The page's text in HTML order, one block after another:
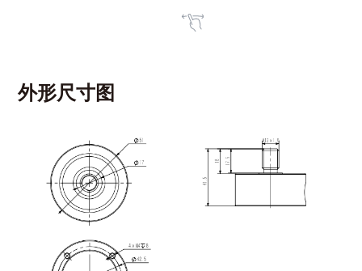
外形尺寸图